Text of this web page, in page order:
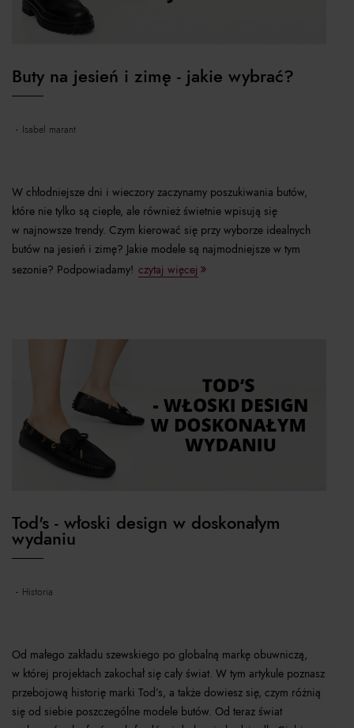
Buty na jesień i zimę - jakie wybrać?
isabel marant
W chłodniejsze dni i wieczory zaczynamy poszukiwania butów,
które nie tylko są ciepłe, ale również świetnie wpisują się
w najnowsze trendy. Czym kierować się przy wyborze idealnych
butów na jesień i zimę? Jakie modele są najmodniejsze w tym
sezonie? Podpowiadamy! czytaj więcej
Tod's - włoski design w doskonałym
wydaniu
historia
Od małego zakładu szewskiego po globalną markę obuwniczą,
w której projektach zakochał się cały świat. W tym artykule poznasz
przebojową historię marki Tod’s, a także dowiesz się, czym różnią
się od siebie poszczególne modele butów. Od teraz świat